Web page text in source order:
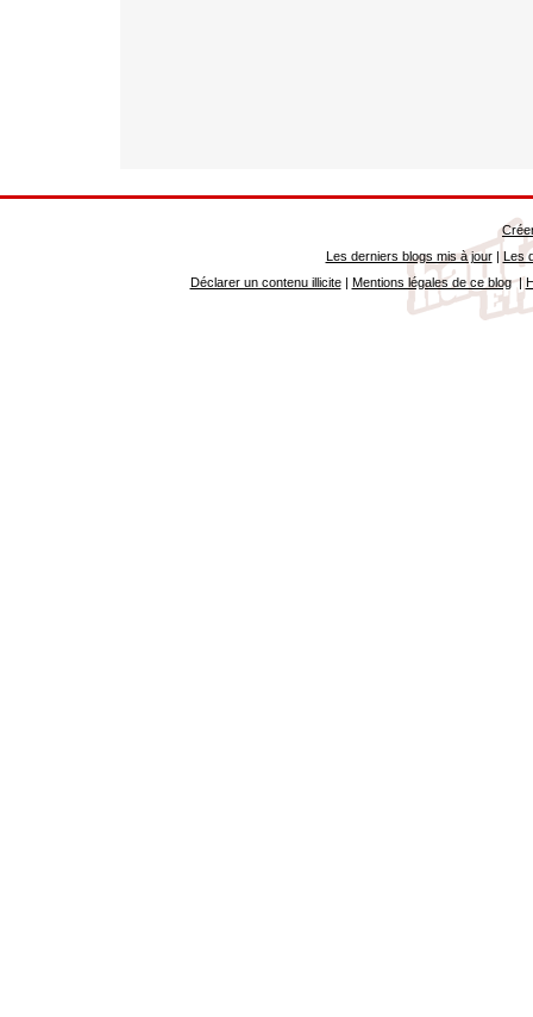
Les derniers blogs mis à jour| Les
Déclarer un contenu illicite| Mentions légales de ce blog|